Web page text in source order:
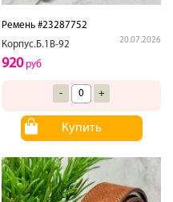
Ремень #23287752
Корпус.Б.1В-92
20.07.2026
920руб
- +
Купить